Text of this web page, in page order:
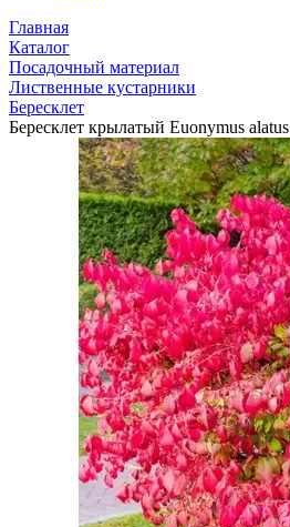
Главная
Каталог
Посадочный материал
Лиственные кустарники
Бересклет
Бересклет крылатый Euonymus alatus